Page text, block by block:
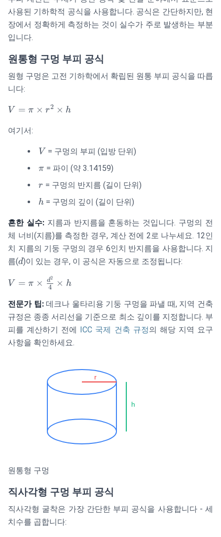
사용된 기하학적 공식을 사용합니다. 공식은 간단하지만, 현
장에서 정확하게 측정하는 것이 실수가 주로 발생하는 부분
입니다.
원통형 구멍 부피 공식
원형 구멍은 고전 기하학에서 확립된 원통 부피 공식을 따릅
니다:
V =
\times
\times
V = π × r2 × h
여기서:
V
V = 구멍의 부피 (입방 단위)
\pi
π = 파이 (약 3.14159)
r
r = 구멍의 반지름 (길이 단위)
h
h = 구멍의 깊이 (길이 단위)
흔한 실수:지름과 반지름을 혼동하는 것입니다. 구멍의 전
체 너비(지름)를 측정한 경우, 계산 전에 2로 나누세요. 12인
치 지름의 기둥 구멍의 경우 6인치 반지름을 사용합니다. 지
름(d
d)이 있는 경우, 이 공식은 자동으로 조정됩니다:
V = \pi
\frac{d^2}
{4} \times
h
V = π × 4
d2 × h
전문가 팁:데크나 울타리용 기둥 구멍을 파낼 때, 지역 건축
규정은 종종 서리선을 기준으로 최소 깊이를 지정합니다. 부
피를 계산하기 전에 ICC 국제 건축 규정의 해당 지역 요구
사항을 확인하세요.
r
h
원통형 구멍
직사각형 구멍 부피 공식
직사각형 굴착은 가장 간단한 부피 공식을 사용합니다 - 세
치수를 곱합니다: